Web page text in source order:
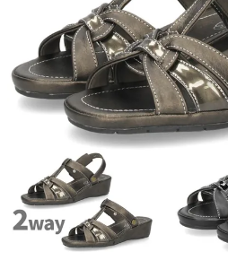
サンダル
レインシューズ
パンプス
スニーカー
ローファー
カジュアルシューズ
すべての商品
サンダル
レインシューズ
スニーカー
ビジネス・ドレスシューズ
ローファー
キッズ
すべての商品
サンダル
レインシューズ
スニーカー
NEW
すべての商品
レディース新入荷
メンズ新入荷
SALE
すべての商品
レディースSALE
バッグ
雑貨